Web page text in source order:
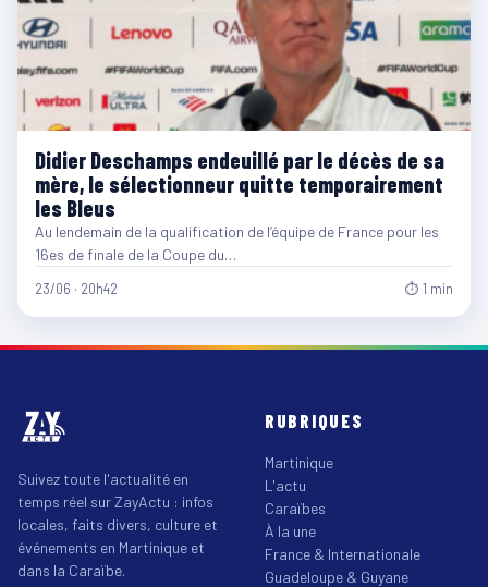
Didier Deschamps endeuillé par le décès de sa
mère, le sélectionneur quitte temporairement
les Bleus
Au lendemain de la qualification de l’équipe de France pour les
16es de finale de la Coupe du…
23/06 · 20h42 ⏱ 1 min
Suivez toute l'actualité en
temps réel sur ZayActu : infos
locales, faits divers, culture et
événements en Martinique et
dans la Caraïbe.
RUBRIQUES
Martinique
L'actu
Caraïbes
À la une
France & Internationale
Guadeloupe & Guyane